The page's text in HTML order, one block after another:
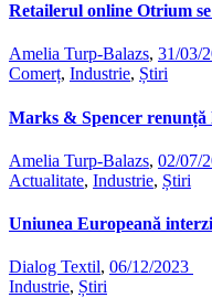
Retailerul online Otrium
Amelia Turp-Balazs, 31/03/
Comerț, Industrie, Știri
Marks & Spencer renunță
Amelia Turp-Balazs, 02/07/
Actualitate, Industrie, Știri
Uniunea Europeană
Dialog Textil, 06/12/2023
Industrie, Știri